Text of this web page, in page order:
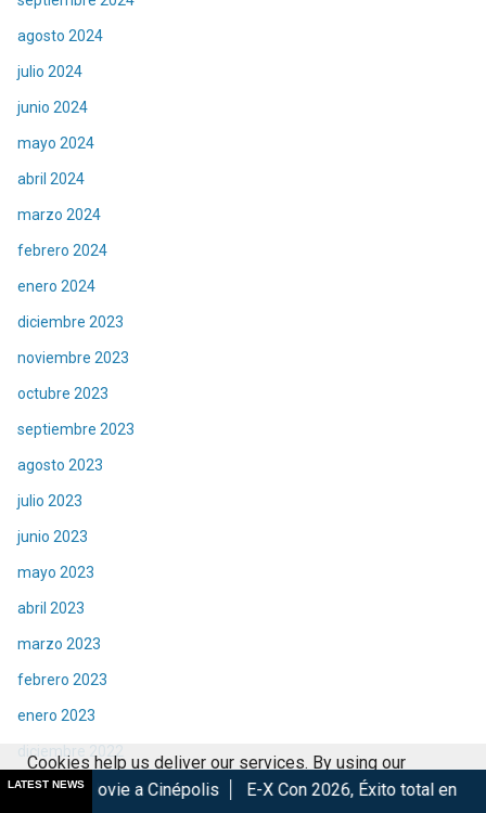
agosto 2024
julio 2024
junio 2024
mayo 2024
abril 2024
marzo 2024
febrero 2024
enero 2024
diciembre 2023
noviembre 2023
octubre 2023
septiembre 2023
agosto 2023
julio 2023
junio 2023
mayo 2023
abril 2023
marzo 2023
febrero 2023
enero 2023
noviembre 2022
LATEST NEWS
Cinépolis E-X Con 2026, Éxito total en la convención. Los
Cookies help us deliver our services. By using our
services, you agree to our use of cookies.
Got it